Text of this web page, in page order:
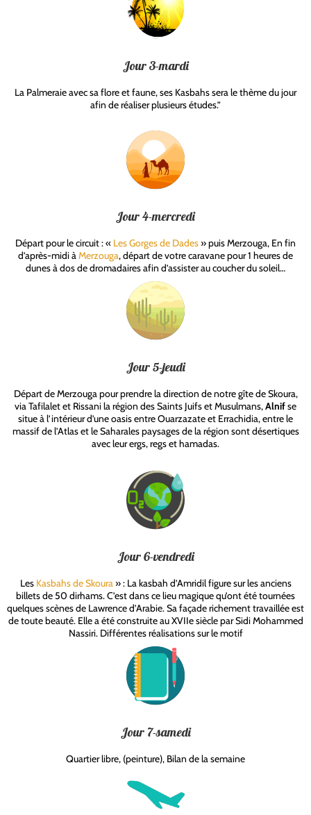
Jour 3-mardi
La Palmeraie avec sa flore et faune, ses Kasbahs sera le thème du jour
afin de réaliser plusieurs études.”
Jour 4-mercredi
Départ pour le circuit : « Les Gorges de Dades» puis Merzouga, En fin
d’après-midi àMerzouga, départ de votre caravane pour 1 heures de
dunes à dos de dromadaires afin d’assister au coucher du soleil…
Jour 5-jeudi
Départ de Merzouga pour prendre la direction de notre gîte de Skoura,
via Tafilalet et Rissani la région des Saints Juifs et Musulmans,Alnifse
situe à l’intérieur d’une oasis entre Ouarzazate et Errachidia, entre le
massif de l’Atlas et le Saharales paysages de la région sont désertiques
avec leur ergs, regs et hamadas.
Jour 6-vendredi
Les Kasbahs de Skoura» : La kasbah d’Amridil figure sur les anciens
billets de 50 dirhams. C’est dans ce lieu magique qu’ont été tournées
quelques scènes de Lawrence d’Arabie. Sa façade richement travaillée est
de toute beauté. Elle a été construite au XVIIe siècle par Sidi Mohammed
Nassiri. Différentes réalisations sur le motif
Jour 7-samedi
Quartier libre, (peinture), Bilan de la semaine